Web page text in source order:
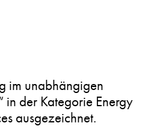
im unabhängigen
in der Kategorie Energy
ausgezeichnet.